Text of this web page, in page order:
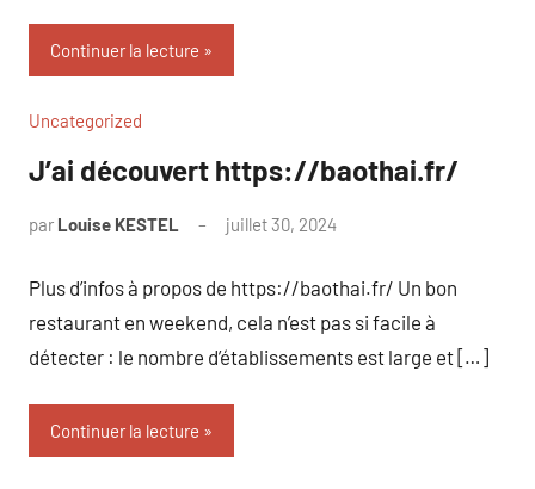
Continuer la lecture
Uncategorized
J’ai découvert https://baothai.fr/
par Louise KESTEL juillet 30, 2024
Plus d’infos à propos de https://baothai.fr/ Un bon
restaurant en weekend, cela n’est pas si facile à
détecter : le nombre d’établissements est large et […]
Continuer la lecture